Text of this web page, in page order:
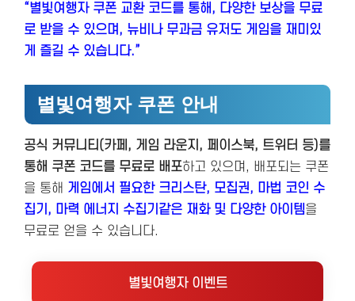
“별빛여행자 쿠폰 교환 코드를 통해, 다양한 보상을 무료
로 받을 수 있으며, 뉴비나 무과금 유저도 게임을 재미있
게 즐길 수 있습니다.”
별빛여행자 쿠폰 안내
공식 커뮤니티(카페, 게임 라운지, 페이스북, 트위터 등)를
통해 쿠폰 코드를 무료로 배포하고 있으며, 배포되는 쿠폰
을 통해 게임에서 필요한 크리스탄, 모집권, 마법 코인 수
집기, 마력 에너지 수집기같은 재화 및 다양한 아이템을
무료로 얻을 수 있습니다.
별빛여행자 이벤트